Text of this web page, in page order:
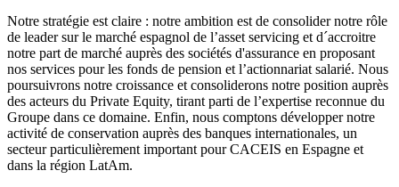
Notre stratégie est claire : notre ambition est de consolider notre rôle
de leader sur le marché espagnol de l’asset servicing et d´accroitre
notre part de marché auprès des sociétés d'assurance en proposant
nos services pour les fonds de pension et l’actionnariat salarié. Nous
poursuivrons notre croissance et consoliderons notre position auprès
des acteurs du Private Equity, tirant parti de l’expertise reconnue du
Groupe dans ce domaine. Enfin, nous comptons développer notre
activité de conservation auprès des banques internationales, un
secteur particulièrement important pour CACEIS en Espagne et
dans la région LatAm.